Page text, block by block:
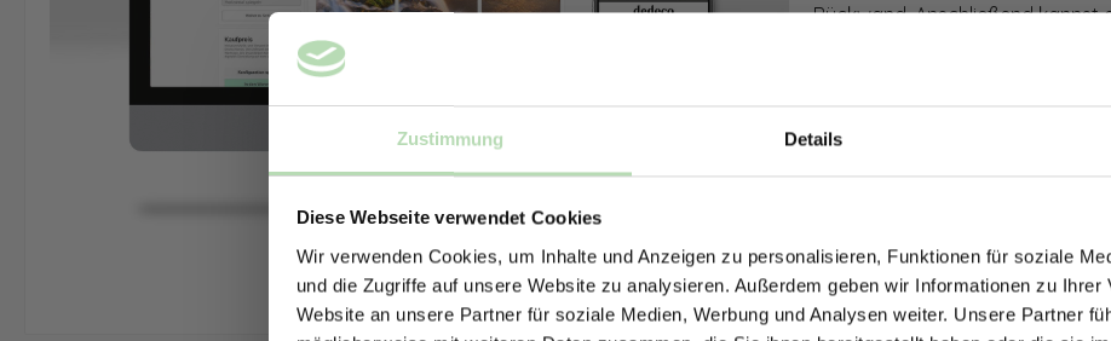
Zustimmung Details
Diese Webseite verwendet Cookies
Wir verwenden Cookies, um Inhalte und Anzeigen zu personalisieren, Funktionen für soziale
und die Zugriffe auf unsere Website zu analysieren. Außerdem geben wir Informationen zu Ihrer
Website an unsere Partner für soziale Medien, Werbung und Analysen weiter. Unsere Partner
Rückwand. Anschließend kannst
Mithilfe unseres Konfigurators
dargestellt. Parallel erhältst du
bestellen kannst.
Zum Konfigurator
Jetzt zum Newsletter